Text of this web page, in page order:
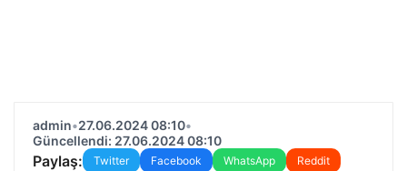
admin•27.06.2024 08:10•
Güncellendi: 27.06.2024 08:10
Paylaş: Twitter Facebook WhatsApp
Reddit